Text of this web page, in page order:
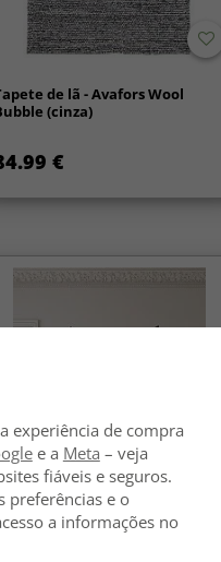
de lã - Avafors Wool
(cinza)
€
experiência de compra
e a Meta – veja
fiáveis e seguros.
preferências e o
a informações no